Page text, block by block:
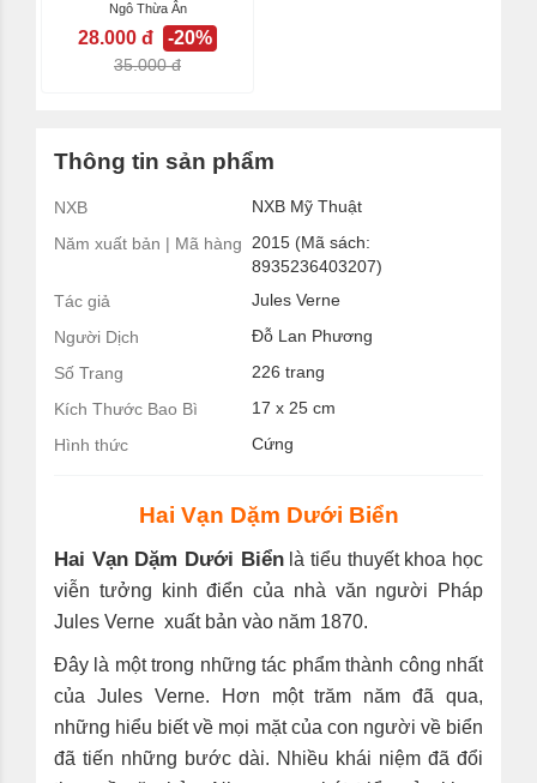
Ngô Thừa Ân
28.000 đ -20%
35.000 đ
Thông tin sản phẩm
NXB
NXB Mỹ Thuật
Năm xuất bản | Mã hàng 2015 (Mã sách:
8935236403207)
Tác giả
Jules Verne
Người Dịch
Đỗ Lan Phương
Số Trang
226 trang
Kích Thước Bao Bì
17 x 25 cm
Hình thức
Cứng
Hai Vạn Dặm Dưới Biển
Hai Vạn Dặm Dưới Biểnlà tiểu thuyết khoa học
viễn tưởng kinh điển của nhà văn người Pháp
Jules Verne xuất bản vào năm 1870.
Đây là một trong những tác phẩm thành công nhất
của Jules Verne. Hơn một trăm năm đã qua,
những hiểu biết về mọi mặt của con người về biển
đã tiến những bước dài. Nhiều khái niệm đã đổi